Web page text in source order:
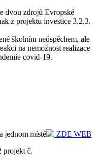
dvou zdrojů Evropské
z projektu investice 3.2.3.
školním neúspěchem, ale
na nemožnost realizace
covid-19.
jednom místě
ZDE WEB
projekt č.